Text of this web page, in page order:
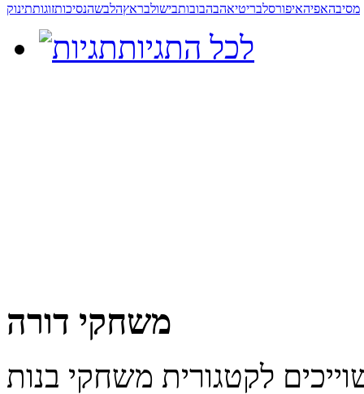
מסיבהאפיהאיפורסלבריטיאהבהבובותבישולבראץהלבשהנסיכותזוגותתינוק
לכל התגיות
משחקי דורה